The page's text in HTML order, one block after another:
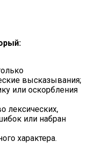
высказывания;
или оскорбления
лексических,
или набран
характера.